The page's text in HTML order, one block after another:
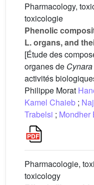
Pharmacology,
toxicologie
Phenolic
L. organs, and
[Étude des
organes de
activités
Philippe Morat
Kamel Chaieb ;
Trabelsi ; Mondher
Pharmacologie,
toxicology